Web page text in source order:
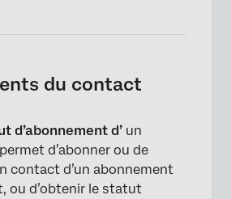
du contact
d’abonnement d’ un
d’abonner ou de
contact d’un abonnement
ou d’obtenir le statut